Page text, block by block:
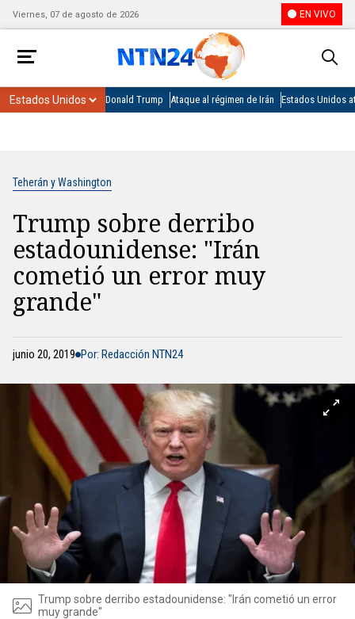
Viernes, 07 de agosto de 2026 EN VIVO
Donald Trump Ataque al régimen de Irán Estados Unidos
Teherán y Washington
Trump sobre derribo
estadounidense: "Irán
cometió un error muy
grande"
junio 20, 2019 Por: Redacción NTN24
Trump sobre derribo estadounidense: "Irán cometió un error
muy grande"